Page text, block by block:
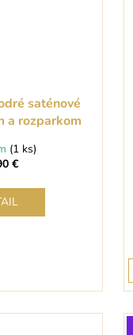
saténové
a rozparkom
(1 ks)
€